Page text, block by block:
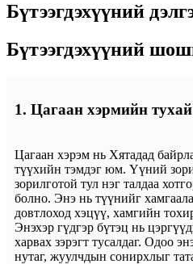
Бүтээгдэхүүний
Бүтээгдэхүүний
1. Цагаан хэрмийн тухай
Цагаан хэрэм нь Хятадад
түүхийн тэмдэг юм. Үүний
зорилготой тул нэг талдаа
болно. Энэ нь түүнийг
довтлоход хэцүү, хамгийн
Энэхэр гүдгэр бүтэц нь
харвах зэрэгт тусалдаг. Одоо
нутаг, жуулчдын сонирхлыг